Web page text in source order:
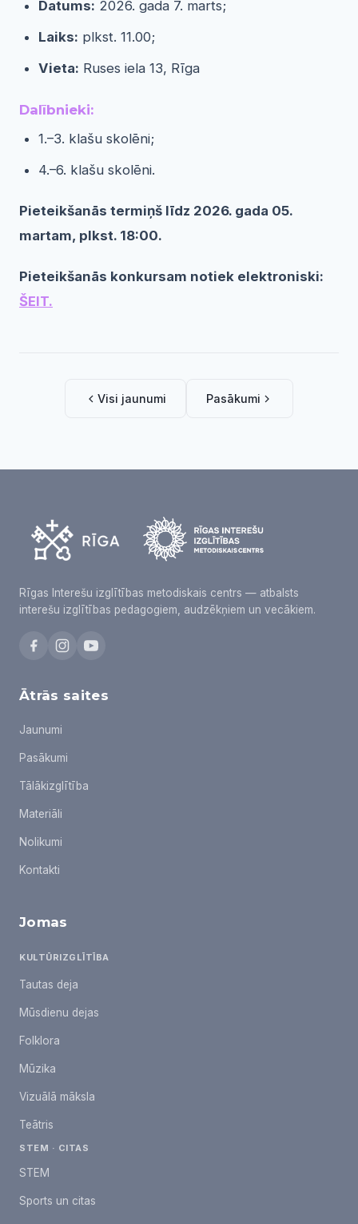
Datums: 2026. gada 7. marts;
Laiks: plkst. 11.00;
Vieta: Ruses iela 13, Rīga
Dalībnieki:
1.–3. klašu skolēni;
4.–6. klašu skolēni.
Pieteikšanās termiņš līdz 2026. gada 05.
martam, plkst. 18:00.
Pieteikšanās konkursam notiek elektroniski:
ŠEIT.
Visi jaunumi Pasākumi
Rīgas Interešu izglītības metodiskais centrs — atbalsts
interešu izglītības pedagogiem, audzēkņiem un vecākiem.
Ātrās saites
Jaunumi
Pasākumi
Tālākizglītība
Materiāli
Nolikumi
Kontakti
Jomas
KULTŪRIZGLĪTĪBA
Tautas deja
Mūsdienu dejas
Folklora
Mūzika
Vizuālā māksla
Teātris
STEM · CITAS
STEM
Sports un citas